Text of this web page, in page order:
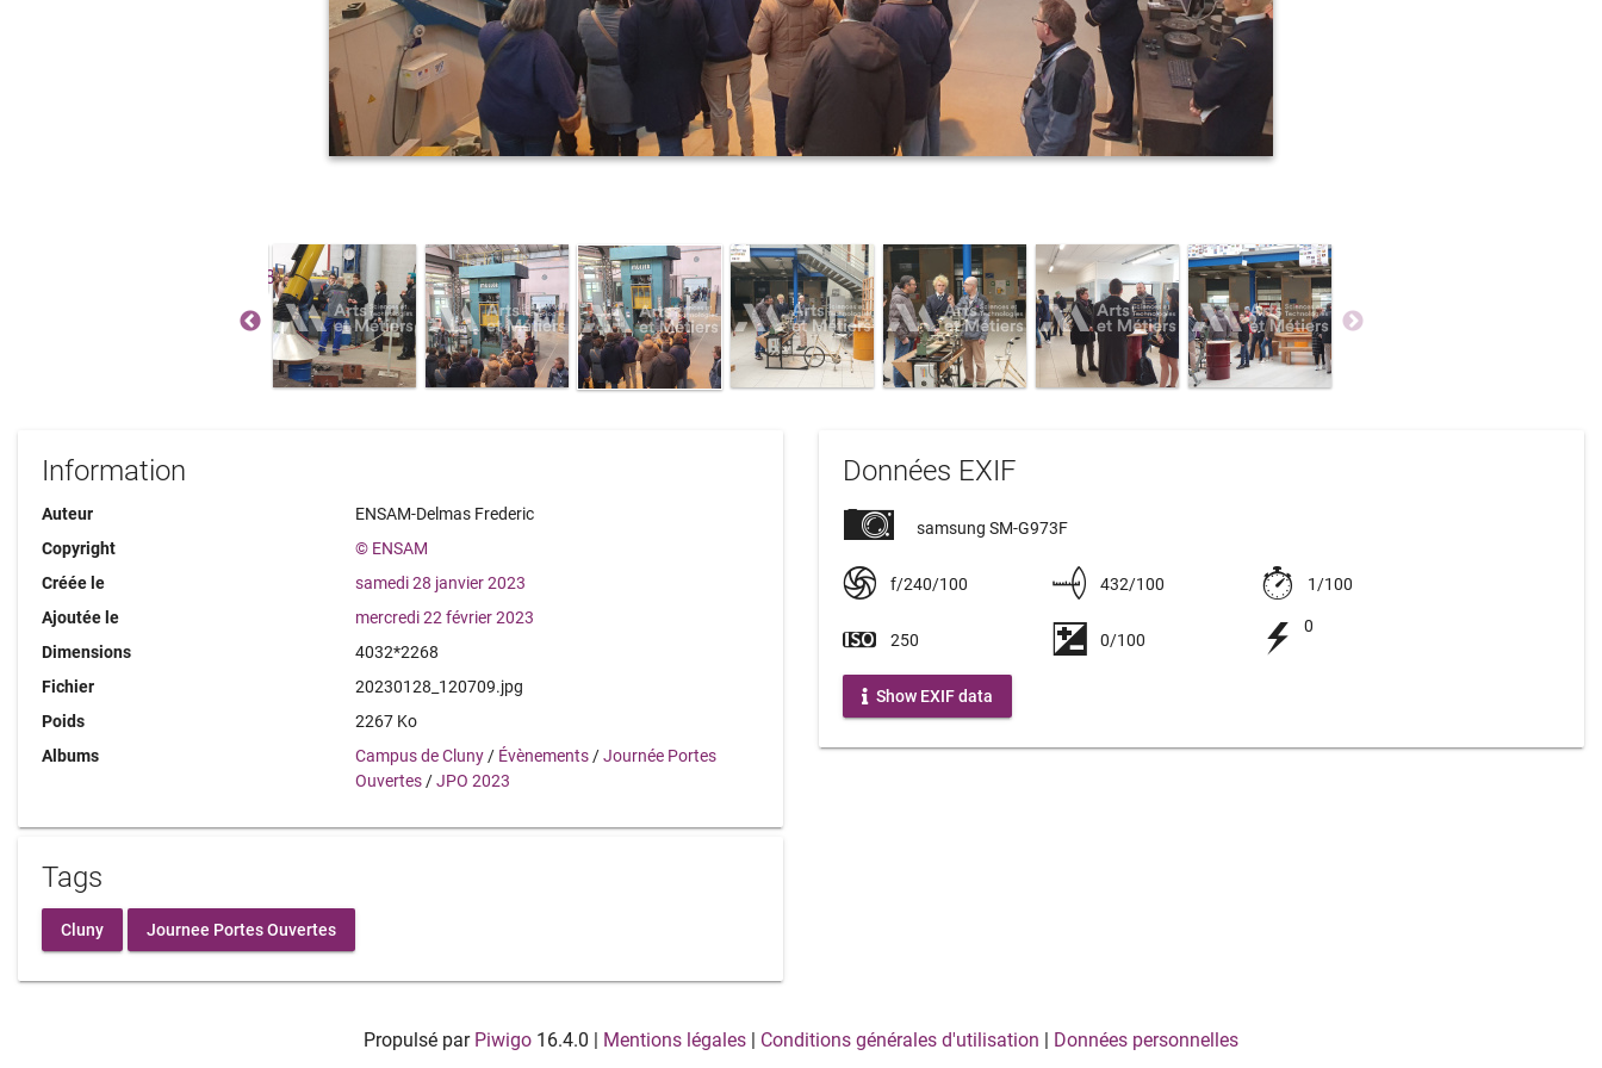
Information
Auteur
ENSAM-Delmas Frederic
Copyright
© ENSAM
Créée le
samedi 28 janvier 2023
Ajoutée le
mercredi 22 février 2023
Dimensions
4032*2268
Fichier
20230128_120709.jpg
Poids
2267 Ko
Albums
Campus de Cluny / Évènements /Journée Portes
Ouvertes /JPO 2023
Tags
Cluny Journee Portes Ouvertes
Données EXIF
samsung SM-G973F
f/240/100 432/100 1/100
250 0/100
0
Show EXIF data
Propulsé par Piwigo 16.4.0 | Mentions légales | Conditions générales d'utilisation | Données personnelles